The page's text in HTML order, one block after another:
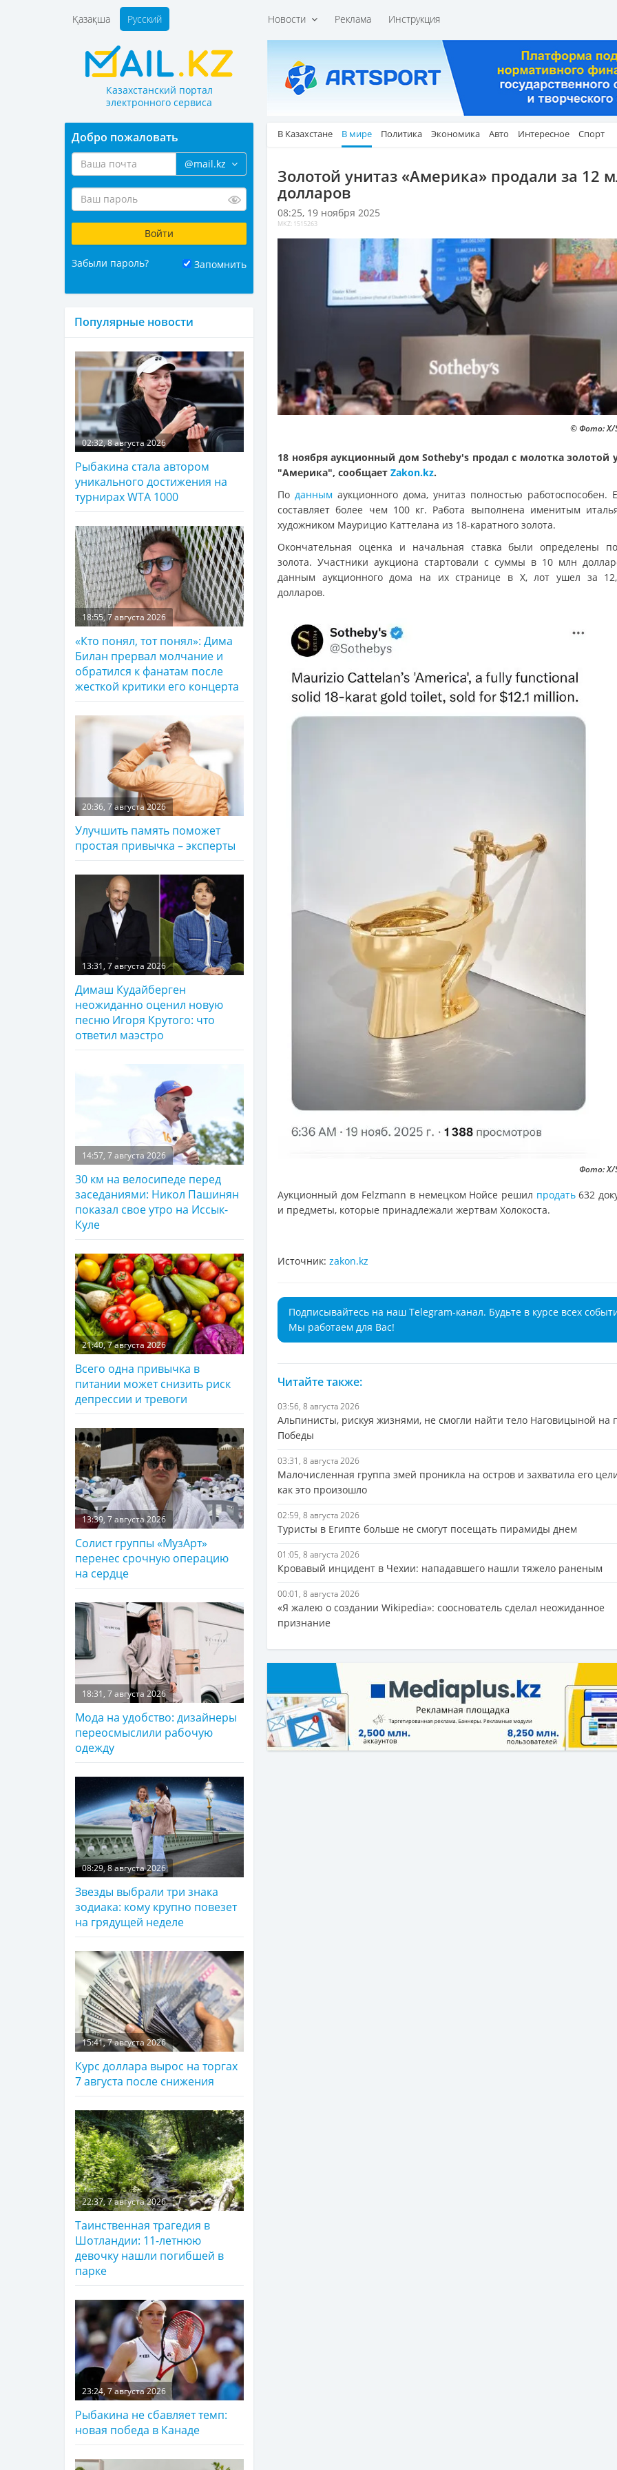
Новости Реклама Инструкция
Қазақша Русский
Казахстанский портал
электронного сервиса
В Казахстане В мире Политика Экономика Авто Интересное Спорт
Золотой унитаз «Америка» продали за 12
долларов
08:25, 19 ноября 2025
MKZ: 1515263
© Фото: Х/
18 ноября аукционный дом Sotheby's продал с молотка золотой
"Америка", сообщает Zakon.kz.
По данным аукционного дома, унитаз полностью работоспособен.
составляет более чем 100 кг. Работа выполнена именитым
художником Маурицио Каттелана из 18-каратного золота.
Окончательная оценка и начальная ставка были определены
золота. Участники аукциона стартовали с суммы в 10 млн
данным аукционного дома на их странице в Х, лот ушел за
долларов.
Фото: Х/
Аукционный дом Felzmann в немецком Нойсе решил продать632
и предметы, которые принадлежали жертвам Холокоста.
Источник: zakon.kz
Подписывайтесь на наш Telegram-канал. Будьте в курсе всех
Мы работаем для Вас!
Читайте также:
03:56, 8 августа 2026
Альпинисты, рискуя жизнями, не смогли найти тело Наговицыной на
Победы
03:31, 8 августа 2026
Малочисленная группа змей проникла на остров и захватила его
как это произошло
02:59, 8 августа 2026
Туристы в Египте больше не смогут посещать пирамиды днем
01:05, 8 августа 2026
Кровавый инцидент в Чехии: нападавшего нашли тяжело раненым
00:01, 8 августа 2026
«Я жалею о создании Wikipedia»: сооснователь сделал неожиданное
признание
Добро пожаловать
@mail.kz
Забыли пароль? Запомнить
Популярные новости
02:32, 8 августа 2026
Рыбакина стала автором
уникального достижения на
турнирах WTA 1000
18:55, 7 августа 2026
«Кто понял, тот понял»: Дима
Билан прервал молчание и
обратился к фанатам после
жесткой критики его концерта
20:36, 7 августа 2026
Улучшить память поможет
простая привычка – эксперты
13:31, 7 августа 2026
Димаш Кудайберген
неожиданно оценил новую
песню Игоря Крутого: что
ответил маэстро
14:57, 7 августа 2026
30 км на велосипеде перед
заседаниями: Никол Пашинян
показал свое утро на Иссык-
Куле
21:40, 7 августа 2026
Всего одна привычка в
питании может снизить риск
депрессии и тревоги
13:39, 7 августа 2026
Солист группы «МузАрт»
перенес срочную операцию
на сердце
18:31, 7 августа 2026
Мода на удобство: дизайнеры
переосмыслили рабочую
одежду
08:29, 8 августа 2026
Звезды выбрали три знака
зодиака: кому крупно повезет
на грядущей неделе
15:41, 7 августа 2026
Курс доллара вырос на торгах
7 августа после снижения
22:37, 7 августа 2026
Таинственная трагедия в
Шотландии: 11-летнюю
девочку нашли погибшей в
парке
23:24, 7 августа 2026
Рыбакина не сбавляет темп:
новая победа в Канаде